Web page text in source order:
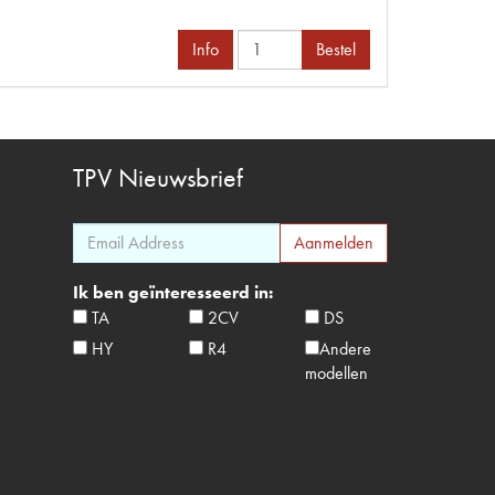
Info
Bestel
TPV Nieuwsbrief
Ik ben geïnteresseerd in:
TA
2CV
DS
HY
R4
Andere
modellen